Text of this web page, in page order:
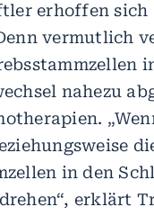
erhoffen
vermutlich
nahezu
in den
erklärt